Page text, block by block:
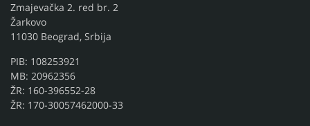
Zmajevačka 2. red br. 2
Žarkovo
11030 Beograd, Srbija
PIB: 108253921
MB: 20962356
ŽR: 160-396552-28
ŽR: 170-30057462000-33